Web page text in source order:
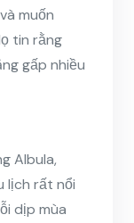
muốn
tin rằng
gấp nhiều
Albula,
lịch rất nổi
dịp mùa